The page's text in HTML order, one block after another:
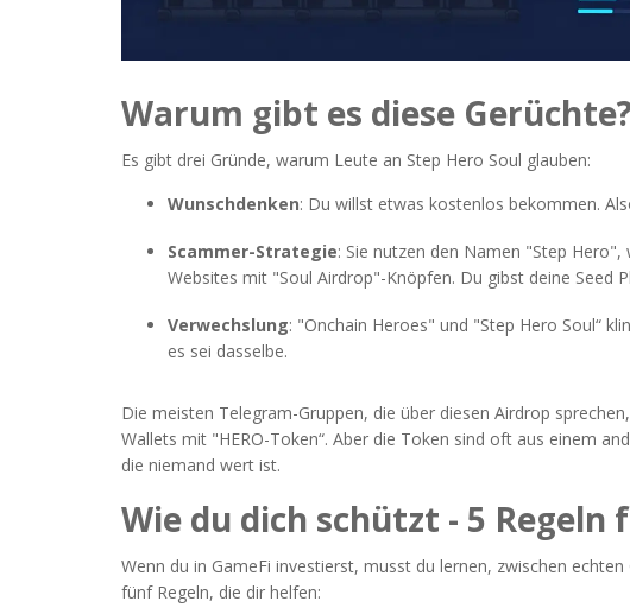
Warum gibt es diese
Es gibt drei Gründe, warum Leute an Step Hero Soul glauben:
Wunschdenken: Du willst etwas kostenlos bekommen.
Scammer-Strategie: Sie nutzen den Namen "Step
Websites mit "Soul Airdrop"-Knöpfen. Du gibst deine Seed
Verwechslung: "Onchain Heroes" und "Step Hero Soul“
es sei dasselbe.
Die meisten Telegram-Gruppen, die über diesen Airdrop
Wallets mit "HERO-Token“. Aber die Token sind oft aus einem
die niemand wert ist.
Wie du dich schützt - 5 Regeln
Wenn du in GameFi investierst, musst du lernen, zwischen
fünf Regeln, die dir helfen: